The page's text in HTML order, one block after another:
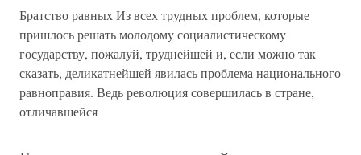
Братство равных Из всех трудных проблем, которые
пришлось решать молодому социалистическому
государству, пожалуй, труднейшей и, если можно так
сказать, деликатнейшей явилась проблема национального
равноправия. Ведь революция совершилась в стране,
отличавшейся